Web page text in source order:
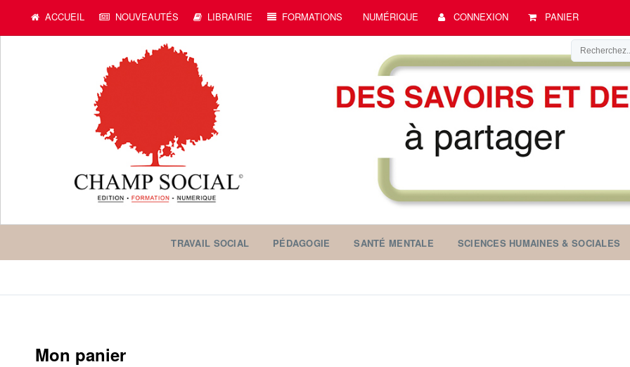
ACCUEIL NOUVEAUTÉS LIBRAIRIE FORMATIONS NUMÉRIQUE CONNEXION PANIER
TRAVAIL SOCIAL PÉDAGOGIE SANTÉ MENTALE SCIENCES HUMAINES & SOCIALES
Mon panier